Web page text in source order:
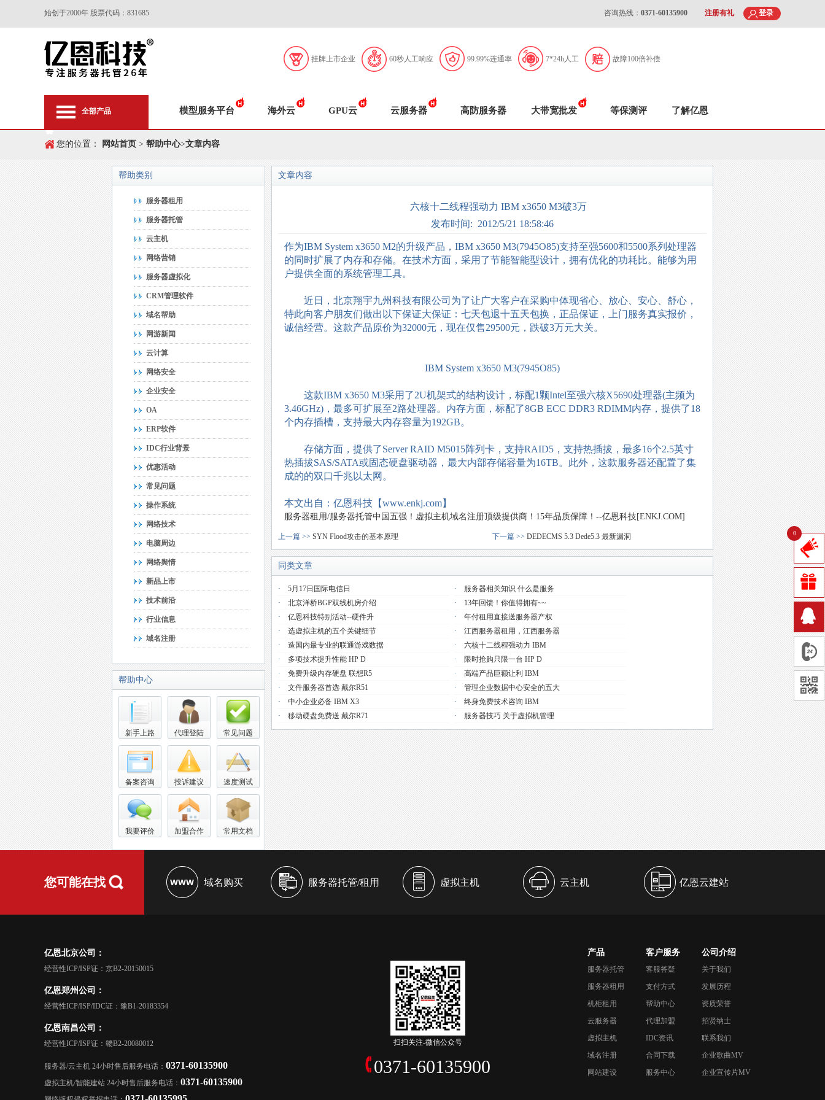
始创于2000年 股票代码：831685 咨询热线： 0371-60135900 注册有礼 登录
挂牌上市企业 60秒人工响应 99.99%连通率 7*24h人工 故障100倍补偿
全部产品 模型服务平台 海外云 GPU云 云服务器 高防服务器 大带宽批发 等保测评 了解亿恩
您的位置： 网站首页 > 帮助中心>文章内容
帮助类别
服务器租用
服务器托管
云主机
网络营销
服务器虚拟化
CRM管理软件
域名帮助
网游新闻
云计算
网络安全
企业安全
OA
ERP软件
IDC行业背景
优惠活动
常见问题
操作系统
网络技术
电脑周边
网络舆情
新品上市
技术前沿
行业信息
域名注册
帮助中心
新手上路 代理登陆 常见问题
备案咨询 投诉建议 速度测试
我要评价 加盟合作 常用文档
文章内容
六核十二线程强动力 IBM x3650 M3破3万
发布时间: 2012/5/21 18:58:46
作为IBM System x3650 M2的升级产品，IBM x3650 M3(7945O85)支持至强5600和5500系列处理器
的同时扩展了内存和存储。在技术方面，采用了节能智能型设计，拥有优化的功耗比。能够为用
户提供全面的系统管理工具。
近日，北京翔宇九州科技有限公司为了让广大客户在采购中体现省心、放心、安心、舒心，
特此向客户朋友们做出以下保证大保证：七天包退十五天包换，正品保证，上门服务真实报价，
诚信经营。这款产品原价为32000元，现在仅售29500元，跌破3万元大关。
IBM System x3650 M3(7945O85)
这款IBM x3650 M3采用了2U机架式的结构设计，标配1颗Intel至强六核X5690处理器(主频为
3.46GHz)，最多可扩展至2路处理器。内存方面，标配了8GB ECC DDR3 RDIMM内存，提供了18
个内存插槽，支持最大内存容量为192GB。
存储方面，提供了Server RAID M5015阵列卡，支持RAID5，支持热插拔，最多16个2.5英寸
热插拔SAS/SATA或固态硬盘驱动器，最大内部存储容量为16TB。此外，这款服务器还配置了集
成的的双口千兆以太网。
本文出自：亿恩科技【www.enkj.com】
服务器租用/服务器托管中国五强！虚拟主机域名注册顶级提供商！15年品质保障！--亿恩科技[ENKJ.COM]
上一篇 >> SYN Flood攻击的基本原理 下一篇 >> DEDECMS 5.3 Dede5.3 最新漏洞
同类文章
· 5月17日国际电信日 · 服务器相关知识 什么是服务
· 北京洋桥BGP双线机房介绍 · 13年回馈！你值得拥有~~
· 亿恩科技特别活动--硬件升 ·年付租用直接送服务器产权
· 选虚拟主机的五个关键细节 ·江西服务器租用，江西服务器
· 造国内最专业的联通游戏数据 ·六核十二线程强动力 IBM
· 多项技术提升性能 HP D · 限时抢购只限一台 HP D
· 免费升级内存硬盘 联想R5 ·高端产品巨额让利 IBM
· 文件服务器首选 戴尔R51 ·管理企业数据中心安全的五大
· 中小企业必备 IBM X3 ·终身免费技术咨询 IBM
· 移动硬盘免费送 戴尔R71 · 服务器技巧 关于虚拟机管理
您可能在找 域名购买 服务器托管/租用 虚拟主机 云主机 亿恩云建站
亿恩北京公司：
经营性ICP/ISP证：京B2-20150015
亿恩郑州公司：
经营性ICP/ISP/IDC证：豫B1-20183354
亿恩南昌公司：
经营性ICP/ISP证：赣B2-20080012
服务器/云主机 24小时售后服务电话： 0371-60135900
虚拟主机/智能建站 24小时售后服务电话： 0371-60135900
扫扫关注-微信公众号
0371-60135900
产品
服务器托管
服务器租用
机柜租用
云服务器
虚拟主机
域名注册
网站建设
客户服务
客服答疑
支付方式
帮助中心
代理加盟
IDC资讯
合同下载
服务中心
公司介绍
关于我们
发展历程
资质荣誉
招贤纳士
联系我们
企业歌曲MV
企业宣传片MV
0